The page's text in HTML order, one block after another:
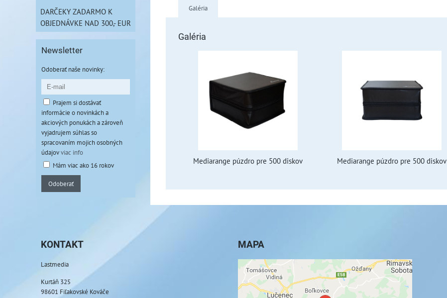
Galéria
Galéria
Mediarange púzdro pre 500 diskov Mediarange púzdro pre 500 diskov
DARČEKY ZADARMO K
OBJEDNÁVKE NAD 300,- EUR
Newsletter
Odoberať naše novinky:
Prajem si dostávať
informácie o novinkách a
akciových ponukách a zároveň
vyjadrujem súhlas so
spracovaním mojich osobných
údajovviac info
Mám viac ako 16 rokov
Odoberať
KONTAKT
Lastmedia
Kurtáň 325
98601 Fiľakovské Kováče
MAPA
Externý obsah je blokovaný Voľbami